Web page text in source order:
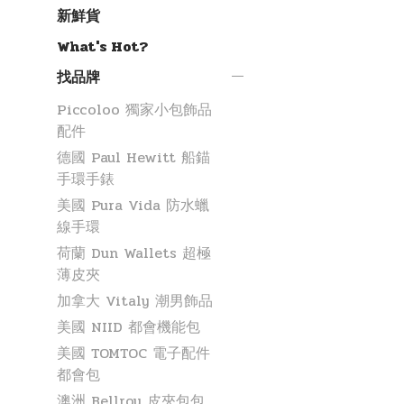
新鮮貨
What's Hot?
找品牌
Piccoloo 獨家小包飾品
配件
德國 Paul Hewitt 船錨
手環手錶
美國 Pura Vida 防水蠟
線手環
荷蘭 Dun Wallets 超極
薄皮夾
加拿大 Vitaly 潮男飾品
美國 NIID 都會機能包
美國 TOMTOC 電子配件
都會包